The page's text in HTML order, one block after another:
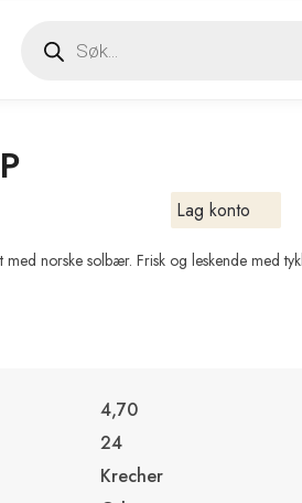
Lag konto
norske solbær. Frisk og leskende med
4,70
24
Krecher